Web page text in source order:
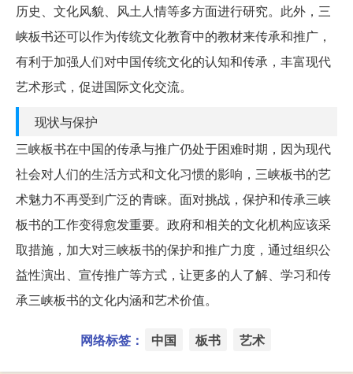
历史、文化风貌、风土人情等多方面进行研究。此外，三
峡板书还可以作为传统文化教育中的教材来传承和推广，
有利于加强人们对中国传统文化的认知和传承，丰富现代
艺术形式，促进国际文化交流。
现状与保护
三峡板书在中国的传承与推广仍处于困难时期，因为现代
社会对人们的生活方式和文化习惯的影响，三峡板书的艺
术魅力不再受到广泛的青睐。面对挑战，保护和传承三峡
板书的工作变得愈发重要。政府和相关的文化机构应该采
取措施，加大对三峡板书的保护和推广力度，通过组织公
益性演出、宣传推广等方式，让更多的人了解、学习和传
承三峡板书的文化内涵和艺术价值。
网络标签： 中国 板书 艺术